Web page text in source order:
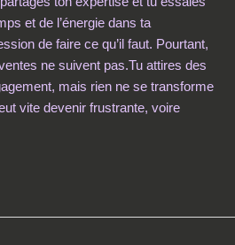
et de l’énergie dans ta
de faire ce qu’il faut. Pourtant,
ne suivent pas.Tu attires des
mais rien ne se transforme
vite devenir frustrante, voire